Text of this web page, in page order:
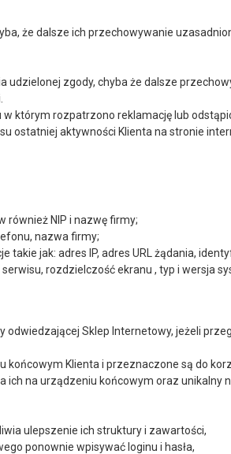
że dalsze ich przechowywanie
zgody, chyba że dalsze
którym rozpatrzono reklamację lub
ostatniej aktywności Klienta na stronie
również NIP i nazwę firmy;
nazwa firmy;
jak: adres IP, adres URL żądania,
rozdzielczość ekranu , typ i wersja
Sklep Internetowy, jeżeli
Klienta i przeznaczone są do
na urządzeniu końcowym oraz unikalny
ulepszenie ich struktury i zawartości,
ponownie wpisywać loginu i hasła,